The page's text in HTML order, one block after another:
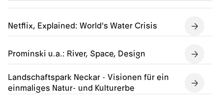
Netflix, Explained: World's Water Crisis
Prominski u.a.: River, Space, Design
Landschaftspark Neckar - Visionen für ein
einmaliges Natur- und Kulturerbe